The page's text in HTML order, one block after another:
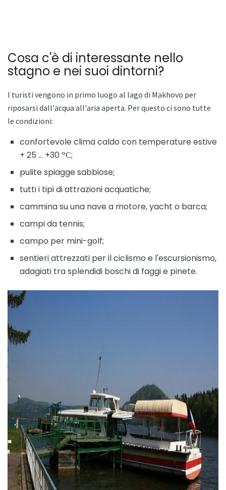
Cosa c'è di interessante nello
stagno e nei suoi dintorni?
I turisti vengono in primo luogo al lago di Makhovo per
riposarsi dall'acqua all'aria aperta. Per questo ci sono tutte
le condizioni:
confortevole clima caldo con temperature estive
+ 25 ... +30 ºС;
pulite spiagge sabbiose;
tutti i tipi di attrazioni acquatiche;
cammina su una nave a motore, yacht o barca;
campi da tennis;
campo per mini-golf;
sentieri attrezzati per il ciclismo e l'escursionismo,
adagiati tra splendidi boschi di faggi e pinete.